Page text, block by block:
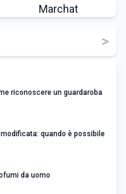
>
riconoscere un guardaroba
quando è possibile
da uomo